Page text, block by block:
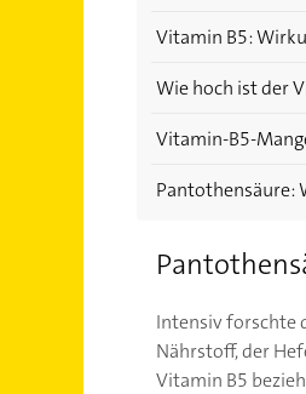
Vitamin B5:
Wie hoch ist der
Vitamin-B5-
Pantothensäure:
Intensiv forschte
Nährstoff, der
Vitamin B5